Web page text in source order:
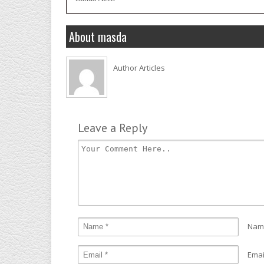
About masda
Author Articles
Leave a Reply